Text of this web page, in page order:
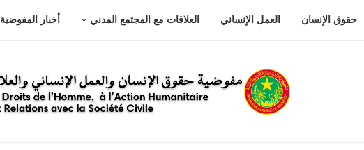
حقوق الإنسان العمل الإنساني العلاقات مع المجتمع المدني أخبار المفوضية